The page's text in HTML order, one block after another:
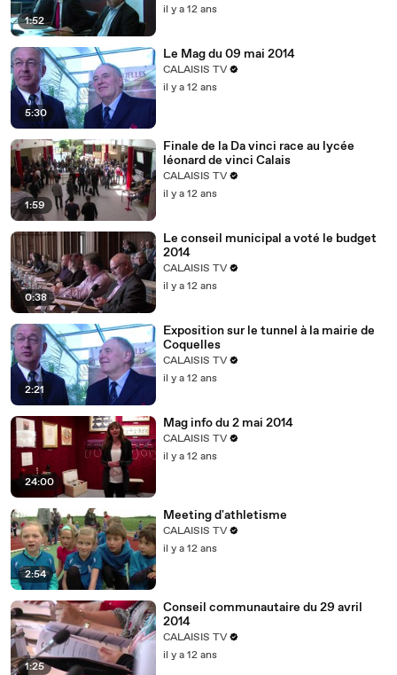
1:52
il y a 12 ans
5:30
Le Mag du 09 mai 2014
CALAISIS TV
il y a 12 ans
1:59
Finale de la Da vinci race au lycée
léonard de vinci Calais
CALAISIS TV
il y a 12 ans
0:38
Le conseil municipal a voté le budget
2014
CALAISIS TV
il y a 12 ans
2:21
Exposition sur le tunnel à la mairie de
Coquelles
CALAISIS TV
il y a 12 ans
24:00
Mag info du 2 mai 2014
CALAISIS TV
il y a 12 ans
2:54
Meeting d'athletisme
CALAISIS TV
il y a 12 ans
1:25
Conseil communautaire du 29 avril
2014
CALAISIS TV
il y a 12 ans